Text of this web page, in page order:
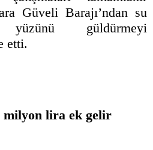
Güveli Barajı’ndan su
yüzünü güldürmeyi
etti.
milyon lira ek gelir